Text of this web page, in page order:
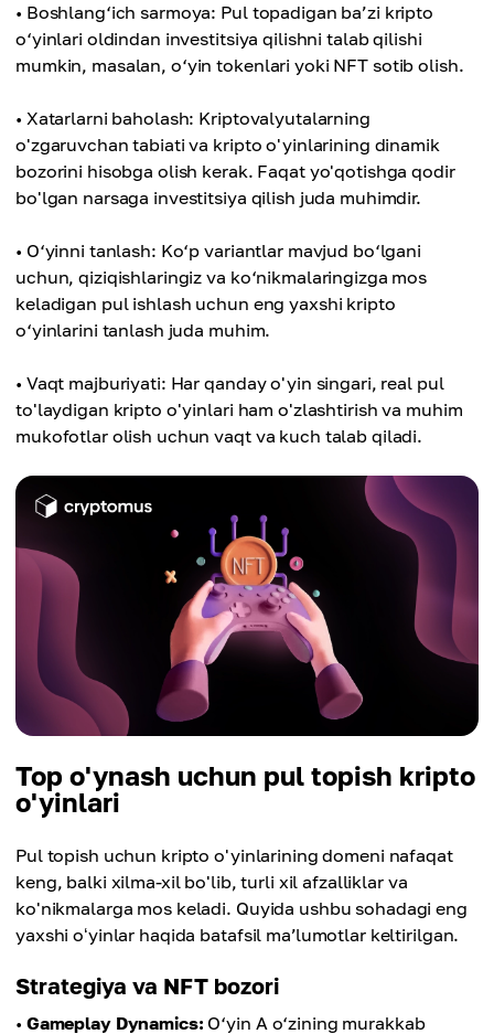
• Boshlang‘ich sarmoya: Pul topadigan ba’zi kripto
o‘yinlari oldindan investitsiya qilishni talab qilishi
mumkin, masalan, o‘yin tokenlari yoki NFT sotib olish.
• Xatarlarni baholash: Kriptovalyutalarning
o'zgaruvchan tabiati va kripto o'yinlarining dinamik
bozorini hisobga olish kerak. Faqat yo'qotishga qodir
bo'lgan narsaga investitsiya qilish juda muhimdir.
• O‘yinni tanlash: Ko‘p variantlar mavjud bo‘lgani
uchun, qiziqishlaringiz va ko‘nikmalaringizga mos
keladigan pul ishlash uchun eng yaxshi kripto
o‘yinlarini tanlash juda muhim.
• Vaqt majburiyati: Har qanday o'yin singari, real pul
to'laydigan kripto o'yinlari ham o'zlashtirish va muhim
mukofotlar olish uchun vaqt va kuch talab qiladi.
Top o'ynash uchun pul topish kripto
o'yinlari
Pul topish uchun kripto o'yinlarining domeni nafaqat
keng, balki xilma-xil bo'lib, turli xil afzalliklar va
ko'nikmalarga mos keladi. Quyida ushbu sohadagi eng
yaxshi oʻyinlar haqida batafsil maʼlumotlar keltirilgan.
Strategiya va NFT bozori
• Gameplay Dynamics: O‘yin A o‘zining murakkab